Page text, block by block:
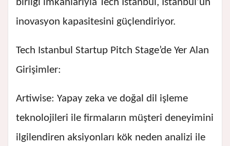
birliği imkanlarıyla Tech Istanbul, İstanbul’un
inovasyon kapasitesini güçlendiriyor.
Tech Istanbul Startup Pitch Stage’de Yer Alan
Girişimler:
Artiwise: Yapay zeka ve doğal dil işleme
teknolojileri ile firmaların müşteri deneyimini
ilgilendiren aksiyonları kök neden analizi ile